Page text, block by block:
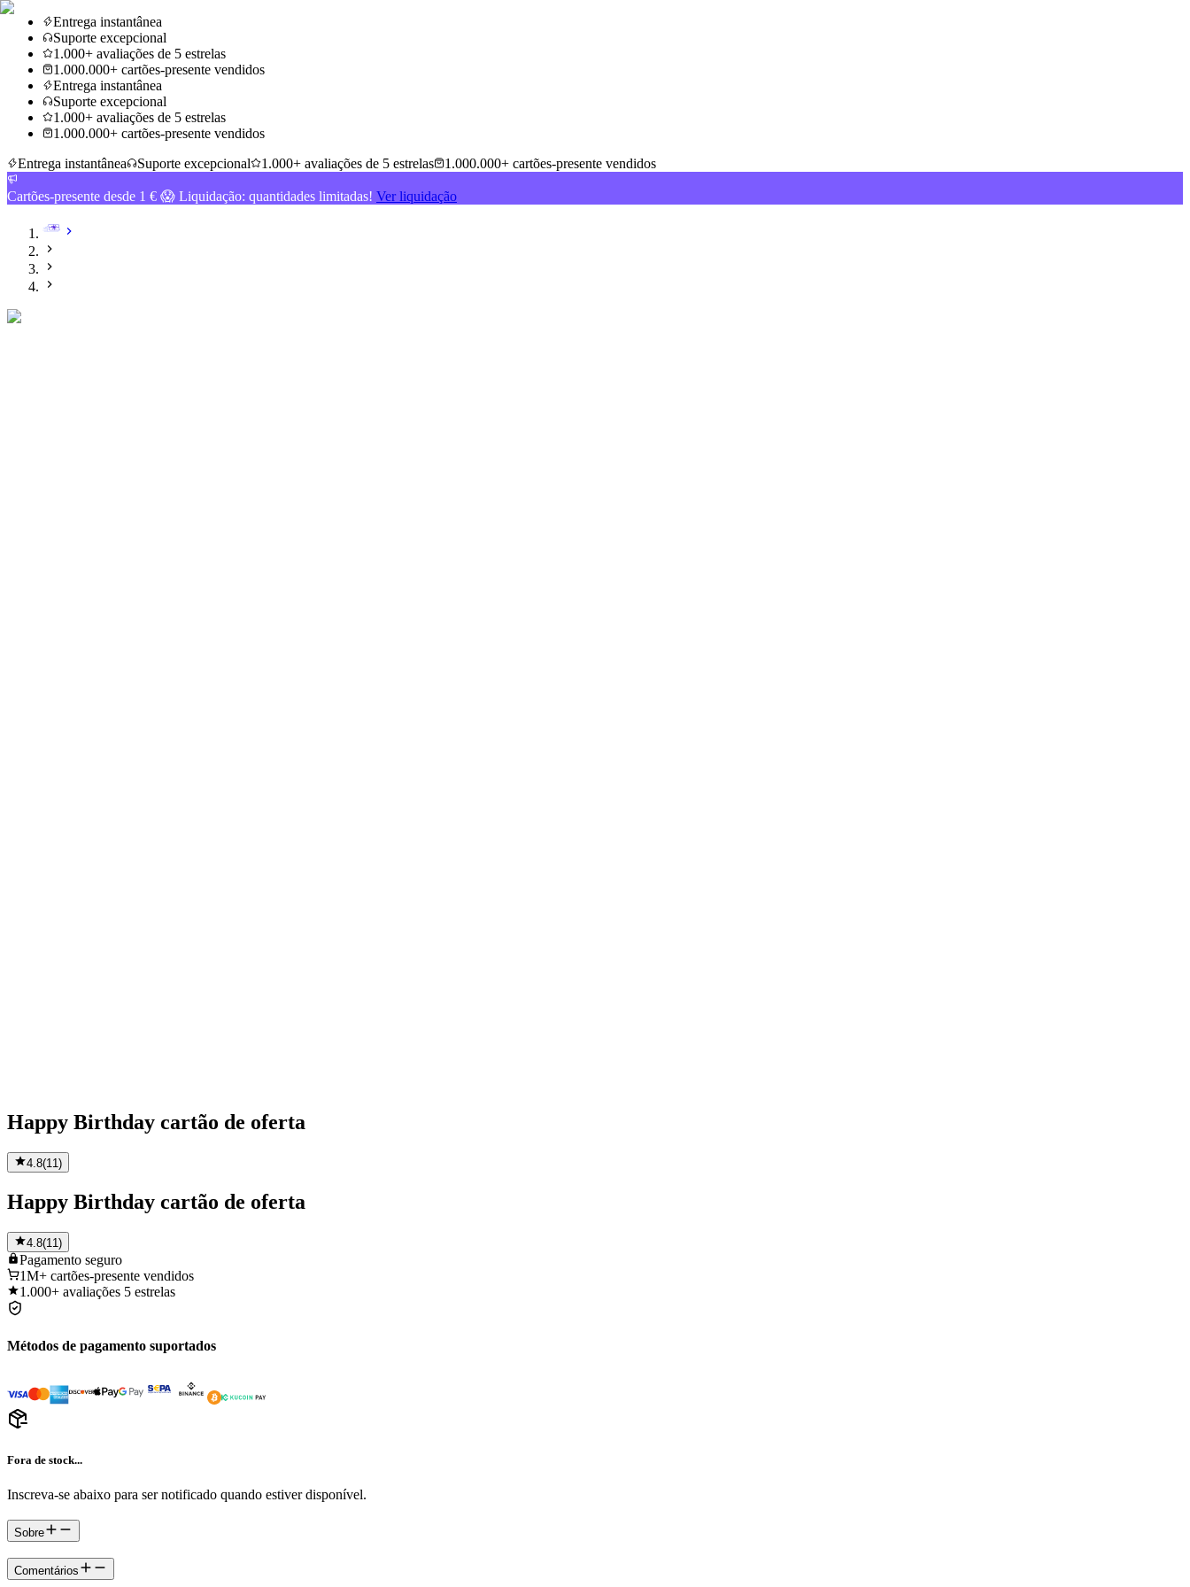
Entrega instantânea
Suporte excepcional
1.000+ avaliações de 5 estrelas
1.000.000+ cartões-presente vendidos
Entrega instantânea
Suporte excepcional
1.000+ avaliações de 5 estrelas
1.000.000+ cartões-presente vendidos
Entrega instantânea
Suporte excepcional 1.000+ avaliações de 5 estrelas 1.000.000+ cartões-presente vendidos
Cartões-presente desde 1 € 😱 Liquidação: quantidades limitadas! Ver liquidação
Happy Birthday cartão de oferta
4.8(11)
Happy Birthday cartão de oferta
4.8(11 )
Pagamento seguro
1M+ cartões-presente vendidos
1.000+ avaliações 5 estrelas
Métodos de pagamento suportados
Fora de stock...
Inscreva-se abaixo para ser notificado quando estiver disponível.
Sobre
Comentários